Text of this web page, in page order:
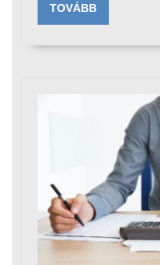
TOVÁBBTOVÁBB